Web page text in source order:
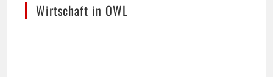
Wirtschaft in OWL